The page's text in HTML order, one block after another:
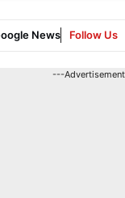
News Follow Us
---